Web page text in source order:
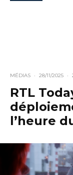
MÉDIAS · 28/11/2025 ·
RTL
l’heure